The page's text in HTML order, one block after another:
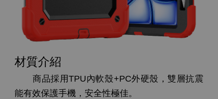
材質介紹
商品採用TPU內軟殼+PC外硬殼，雙層抗震
能有效保護手機，安全性極佳。